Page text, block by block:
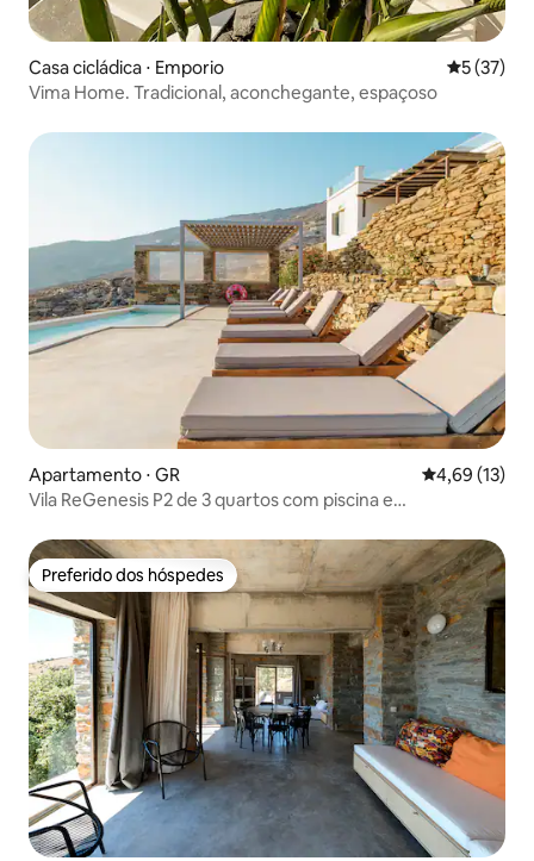
Casa cicládica ⋅ Emporio 5 de uma
5 (37)
Vima Home. Tradicional, aconchegante, espaçoso
Apartamento ⋅ GR 4,69 de uma
4,69 (13)
Vila ReGenesis P2 de 3 quartos com piscina e
Preferido dos hóspedes
Preferido dos hóspedes